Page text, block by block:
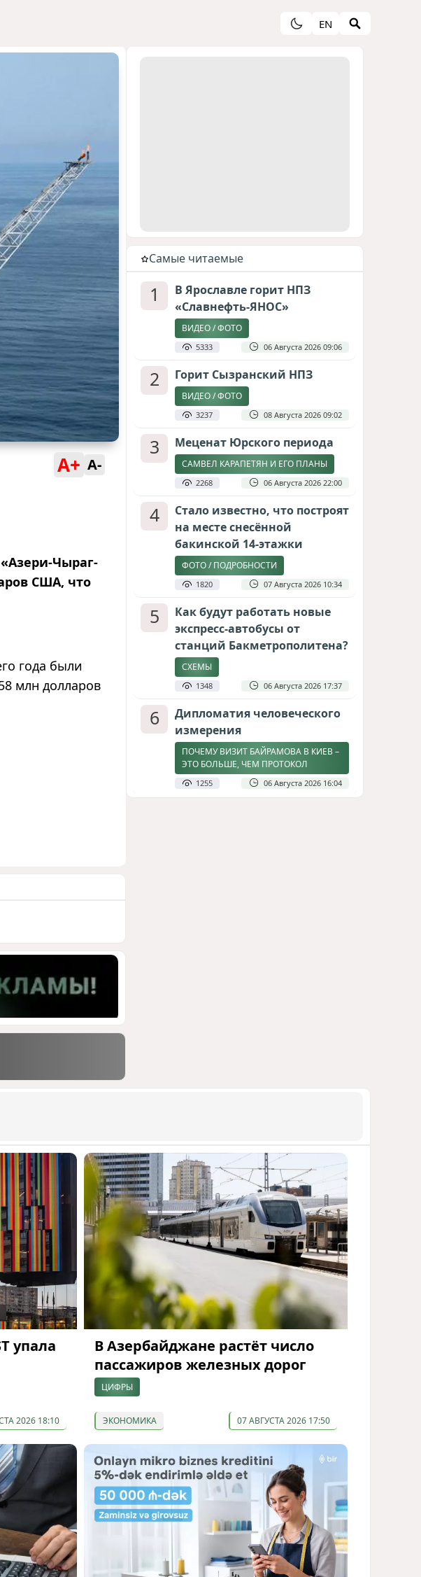
EN
A+ A-
Чыраг-
США, что
года были
млн долларов
Cамые читаемые
1
В Ярославле горит НПЗ
«Славнефть-ЯНОС»
ВИДЕО / ФОТО
5333 06 Августа 2026 09:06
2 Горит Сызранский НПЗ
ВИДЕО / ФОТО
3237 08 Августа 2026 09:02
3 Меценат Юрского периода
САМВЕЛ КАРАПЕТЯН И ЕГО ПЛАНЫ
2268 06 Августа 2026 22:00
4
Стало известно, что построят
на месте снесённой
бакинской 14-этажки
ФОТО / ПОДРОБНОСТИ
1820 07 Августа 2026 10:34
5
Как будут работать новые
экспресс-автобусы от
станций Бакметрополитена?
СХЕМЫ
1348 06 Августа 2026 17:37
6
Дипломатия человеческого
измерения
ПОЧЕМУ ВИЗИТ БАЙРАМОВА В КИЕВ –
ЭТО БОЛЬШЕ, ЧЕМ ПРОТОКОЛ
1255 06 Августа 2026 16:04
ОТНОШЕНИЙ МЕЖДУ БРАЗИЛИЕЙ И
АРГЕНТИНОЙ?
1080 07 Августа 2026 12:17
упала
2026 18:10
В Азербайджане растёт число
пассажиров железных дорог
ЦИФРЫ
ЭКОНОМИКА 07 АВГУСТА 2026 17:50